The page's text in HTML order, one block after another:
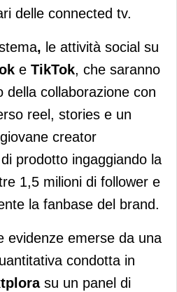
delle connected tv.
, le attività social su
e TikTok, che saranno
della collaborazione con
reel, stories e un
creator
prodotto ingaggiando la
1,5 milioni di follower e
la fanbase del brand.
evidenze emerse da una
condotta in
su un panel di